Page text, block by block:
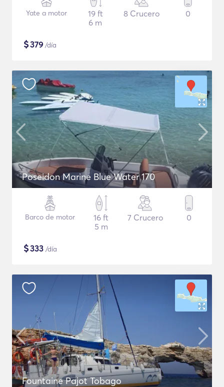
Yate a motor
19 ft
6 m
8 Crucero 0
$379 /día
Poseidon Marine Blue Water 170
Barco de motor
16 ft
5 m
7 Crucero 0
$333 /día
Fountaine Pajot Tobago